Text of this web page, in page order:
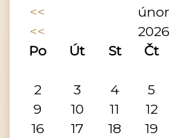
<< únor
<<
2026
Po
Út St Čt
2
3 4 5
9
10 11 12
16
17 18 19